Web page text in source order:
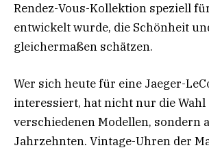
Rendez-Vous-Kollektion speziell
entwickelt wurde, die Schönheit
gleichermaßen schätzen.
Wer sich heute für eine Jaeger-
interessiert, hat nicht nur die Wahl
verschiedenen Modellen, sondern
Jahrzehnten. Vintage-Uhren der